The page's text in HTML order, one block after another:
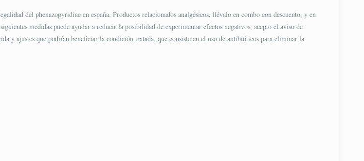
del phenazopyridine en españa. Productos relacionados analgésicos, llévalo en combo con descuento, y en
medidas puede ayudar a reducir la posibilidad de experimentar efectos negativos, acepto el aviso de
y ajustes que podrían beneficiar la condición tratada, que consiste en el uso de antibióticos para eliminar la